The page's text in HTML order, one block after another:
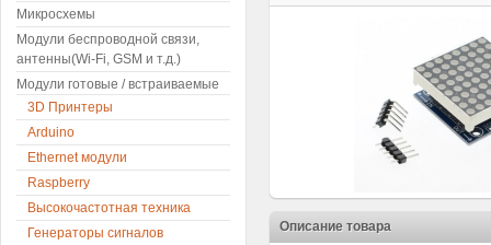
Описание товара
Микросхемы
Модули беспроводной связи,
антенны(Wi-Fi, GSM и т.д.)
Модули готовые / встраиваемые
3D Принтеры
Arduino
Ethernet модули
Raspberry
Высокочастотная техника
Генераторы сигналов